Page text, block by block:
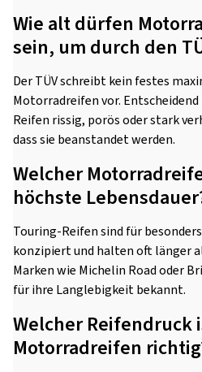
Wie alt dürfen
sein, um durch den
Der TÜV schreibt kein festes
Motorradreifen vor. Entscheidend
Reifen rissig, porös oder stark
dass sie beanstandet werden.
Welcher
höchste
Touring-Reifen sind für
konzipiert und halten oft länger
Marken wie Michelin Road oder
für ihre Langlebigkeit bekannt.
Welcher Reifendruck
Motorradreifen